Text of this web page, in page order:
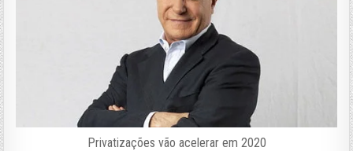
Privatizações vão acelerar em 2020